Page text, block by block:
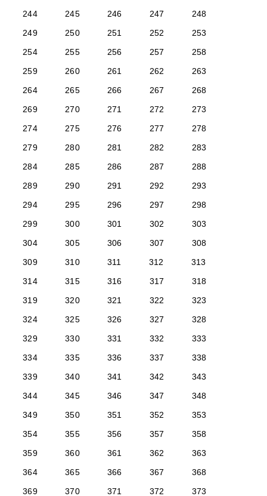
244
245 246 247
248
249
250 251 252
253
254
255 256 257
258
259
260 261 262
263
264
265 266 267
268
269
270 271 272
273
274
275 276 277
278
279
280 281 282
283
284
285 286 287
288
289
290 291 292
293
294
295 296 297
298
299
300 301 302
303
304
305 306 307
308
309
310 311 312
313
314
315 316 317
318
319
320 321 322
323
324
325 326 327
328
329
330 331 332
333
334
335 336 337
338
339
340 341 342
343
344
345 346 347
348
349
350 351 352
353
354
355 356 357
358
359
360 361 362
363
364
365 366 367
368
369
370 371 372 373